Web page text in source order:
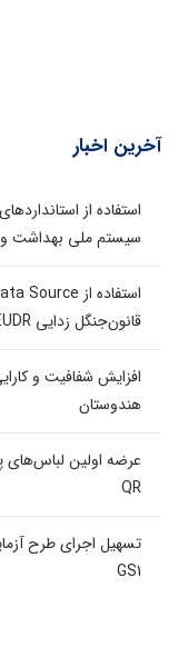
آخرین اخبار
سیستم ملی بهداشت و
قانون‌جنگل زدایی EUDR
افزایش شفافیت و
هندوستان
عرضه اولین لباس‌های
QR
GS1